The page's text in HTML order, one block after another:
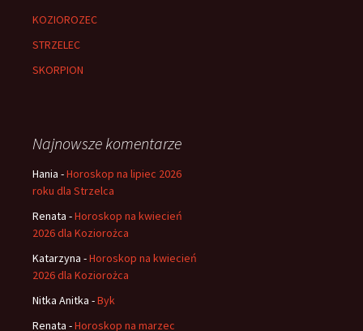
KOZIOROZEC
STRZELEC
SKORPION
Najnowsze komentarze
Hania -Horoskop na lipiec 2026
roku dla Strzelca
Renata -Horoskop na kwiecień
2026 dla Koziorożca
Katarzyna -Horoskop na kwiecień
2026 dla Koziorożca
Nitka Anitka -Byk
Renata -Horoskop na marzec